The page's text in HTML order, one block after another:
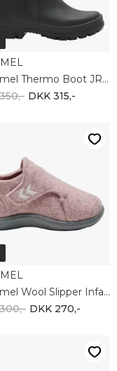
Hummel Thermo Boot JR 206869-2001
DKK 315,-
Hummel Wool Slipper Infant 210381-3005
DKK 270,-